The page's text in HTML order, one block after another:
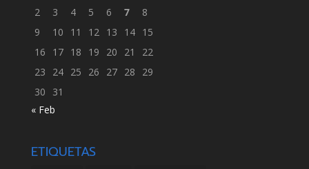
2
3 4 5 6 7
8
9
10 11 12 13 14 15
16
17 18 19 20 21
22
23
24 25 26 27 28
29
30
31
« Feb
ETIQUETAS